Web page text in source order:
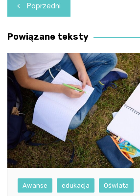
Nawigacja
wpisu
Poprzedni
Powiązane teksty
Awanse edukacja Oświata